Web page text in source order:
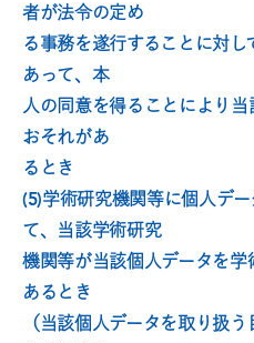
者が法令の定め
る事務を遂行することに対
あって、本
人の同意を得ることにより
おそれがあ
るとき
(5)学術研究機関等に個人デ
て、当該学術研究
機関等が当該個人データを
あるとき
（当該個人データを取り扱